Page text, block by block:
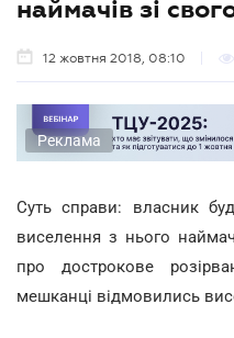
наймачів зі
12 жовтня 2018, 08:10
Реклама
Суть справи: власник
виселення з нього
про дострокове
мешканці відмовились